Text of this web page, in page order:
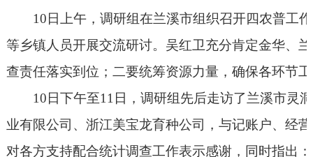
10日上午，调研组在兰溪市组织召开四农普工
等乡镇人员开展交流研讨。吴红卫充分肯定金华、
查责任落实到位；二要统筹资源力量，确保各环节
10日下午至11日，调研组先后走访了兰溪市灵
业有限公司、浙江美宝龙育种公司，与记账户、经
对各方支持配合统计调查工作表示感谢，同时指出